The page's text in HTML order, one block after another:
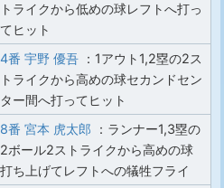
トライクから低めの球レフトへ打っ
てヒット
4番 宇野 優吾 ：1アウト1,2塁の2ス
トライクから高めの球セカンドセン
ター間へ打ってヒット
8番 宮本 虎太郎 ：ランナー1,3塁の
2ボール2ストライクから高めの球
打ち上げてレフトへの犠牲フライ